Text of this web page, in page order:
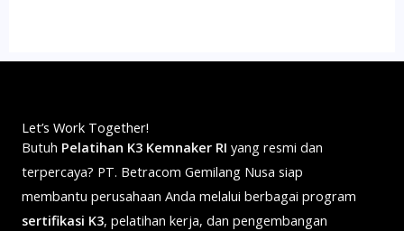
Let’s Work Together!
Butuh Pelatihan K3 Kemnaker RI yang resmi dan
terpercaya? PT. Betracom Gemilang Nusa siap
membantu perusahaan Anda melalui berbagai program
sertifikasi K3, pelatihan kerja, dan pengembangan